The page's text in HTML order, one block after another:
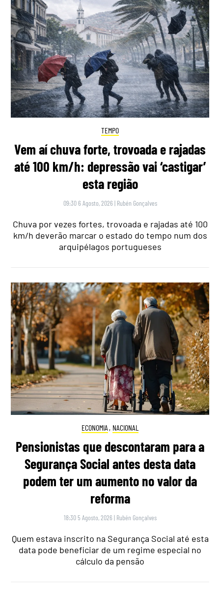
TEMPO
Vem aí chuva forte, trovoada e rajadas
até 100 km/h: depressão vai ‘castigar’
esta região
09:30 6 Agosto, 2026 | Rubén Gonçalves
Chuva por vezes fortes, trovoada e rajadas até 100
km/h deverão marcar o estado do tempo num dos
arquipélagos portugueses
ECONOMIA , NACIONAL
Pensionistas que descontaram para a
Segurança Social antes desta data
podem ter um aumento no valor da
reforma
18:30 5 Agosto, 2026 | Rubén Gonçalves
Quem estava inscrito na Segurança Social até esta
data pode beneficiar de um regime especial no
cálculo da pensão